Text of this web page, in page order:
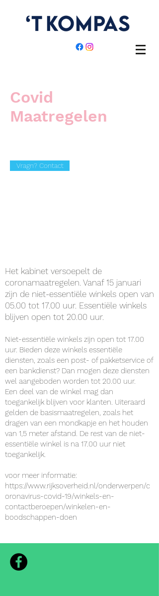
Covid
Maatregelen
Vragn? Contact
Het kabinet versoepelt de
coronamaatregelen. Vanaf 15 januari
zijn de niet-essentiële winkels open van
05.00 tot 17.00 uur. Essentiële winkels
blijven open tot 20.00 uur.
Niet-essentiële winkels zijn open tot 17.00
uur. Bieden deze winkels essentiële
diensten, zoals een post- of pakketservice of
een bankdienst? Dan mogen deze diensten
wel aangeboden worden tot 20.00 uur.
Een deel van de winkel mag dan
toegankelijk blijven voor klanten. Uiteraard
gelden de basismaatregelen, zoals het
dragen van een mondkapje en het houden
van 1,5 meter afstand. De rest van de niet-
essentiële winkel is na 17.00 uur niet
toegankelijk.
voor meer informatie:
https://www.rijksoverheid.nl/onderwerpen/c
oronavirus-covid-19/winkels-en-
contactberoepen/winkelen-en-
boodschappen-doen